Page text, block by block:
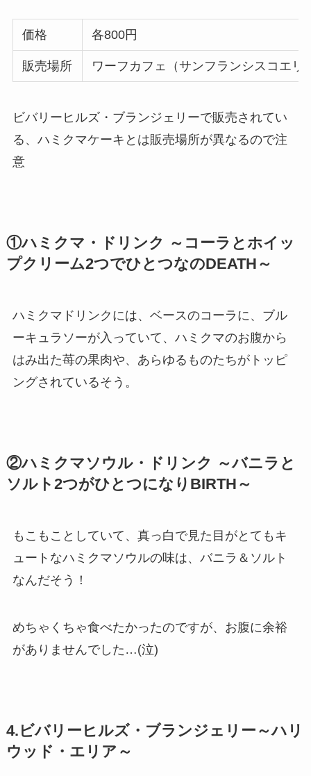
価格 各800円
販売場所 ワーフカフェ（サンフランシスコエリ
ビバリーヒルズ・ブランジェリーで販売されてい
る、ハミクマケーキとは販売場所が異なるので注
意
①ハミクマ・ドリンク ～コーラとホイッ
プクリーム2つでひとつなのDEATH～
ハミクマドリンクには、ベースのコーラに、ブル
ーキュラソーが入っていて、ハミクマのお腹から
はみ出た苺の果肉や、あらゆるものたちがトッピ
ングされているそう。
②ハミクマソウル・ドリンク ～バニラと
ソルト2つがひとつになりBIRTH～
もこもことしていて、真っ白で見た目がとてもキ
ュートなハミクマソウルの味は、バニラ＆ソルト
なんだそう！
めちゃくちゃ食べたかったのですが、お腹に余裕
がありませんでした…(泣)
4.ビバリーヒルズ・ブランジェリー～ハリ
ウッド・エリア～